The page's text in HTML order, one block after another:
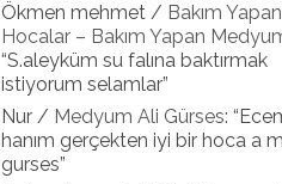
Ökmen mehmet / Bakım Yapan
Hocalar – Bakım Yapan
“S.aleyküm su falına baktırmak
istiyorum selamlar”
Nur / Medyum Ali Gürses: “
hanım gerçekten iyi bir hoca a
gurses”